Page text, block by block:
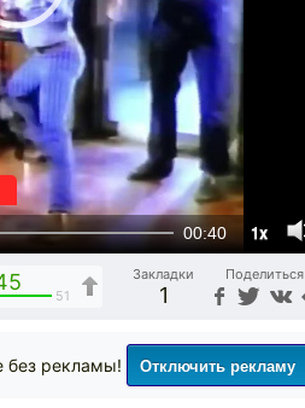
00:40 1x
51
Закладки
1
Поделиться
без рекламы! Отключить рекламу